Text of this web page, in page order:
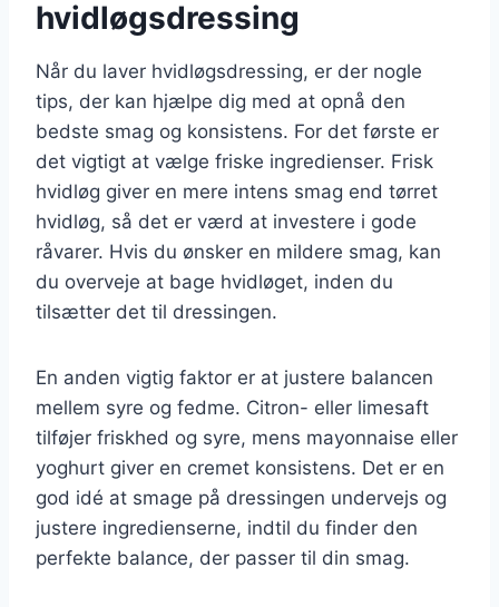
hvidløgsdressing
Når du laver hvidløgsdressing, er der nogle
tips, der kan hjælpe dig med at opnå den
bedste smag og konsistens. For det første er
det vigtigt at vælge friske ingredienser. Frisk
hvidløg giver en mere intens smag end tørret
hvidløg, så det er værd at investere i gode
råvarer. Hvis du ønsker en mildere smag, kan
du overveje at bage hvidløget, inden du
tilsætter det til dressingen.
En anden vigtig faktor er at justere balancen
mellem syre og fedme. Citron- eller limesaft
tilføjer friskhed og syre, mens mayonnaise eller
yoghurt giver en cremet konsistens. Det er en
god idé at smage på dressingen undervejs og
justere ingredienserne, indtil du finder den
perfekte balance, der passer til din smag.